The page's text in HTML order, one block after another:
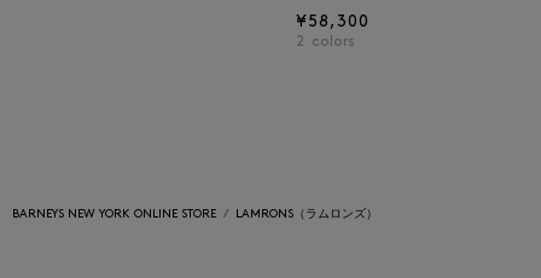
¥58,300
2 colors
BARNEYS NEW YORK ONLINE STORE LAMRONS（ラムロンズ）